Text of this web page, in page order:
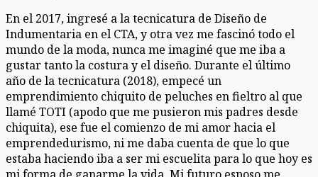
En el 2017, ingresé a la tecnicatura de Diseño de
Indumentaria en el CTA, y otra vez me fascinó todo el
mundo de la moda, nunca me imaginé que me iba a
gustar tanto la costura y el diseño. Durante el último
año de la tecnicatura (2018), empecé un
emprendimiento chiquito de peluches en fieltro al que
llamé TOTI (apodo que me pusieron mis padres desde
chiquita), ese fue el comienzo de mi amor hacia el
emprendedurismo, ni me daba cuenta de que lo que
estaba haciendo iba a ser mi escuelita para lo que hoy es